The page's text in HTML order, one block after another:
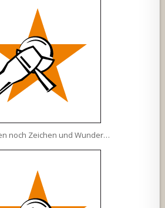
noch Zeichen und Wunder…